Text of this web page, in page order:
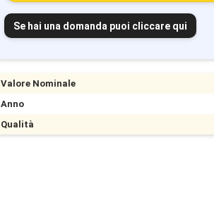
Se hai una domanda puoi cliccare qui
Valore Nominale
Anno
Qualità